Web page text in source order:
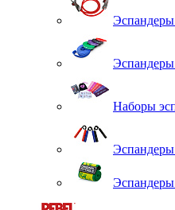
Эспандеры
Наборы